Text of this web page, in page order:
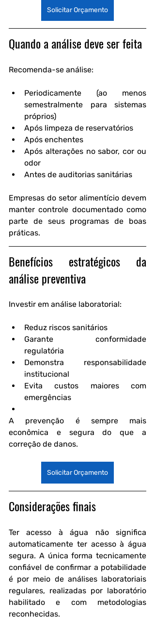
Solicitar Orçamento
Quando a análise deve ser feita
Recomenda-se análise:
Periodicamente (ao menos
semestralmente para sistemas
próprios)
Após limpeza de reservatórios
Após enchentes
Após alterações no sabor, cor ou
odor
Antes de auditorias sanitárias
Empresas do setor alimentício devem
manter controle documentado como
parte de seus programas de boas
práticas.
Benefícios estratégicos da
análise preventiva
Investir em análise laboratorial:
Reduz riscos sanitários
Garante conformidade
regulatória
Demonstra responsabilidade
institucional
Evita custos maiores com
emergências
A prevenção é sempre mais
econômica e segura do que a
correção de danos.
Solicitar Orçamento
Considerações finais
Ter acesso à água não significa
automaticamente ter acesso à água
segura. A única forma tecnicamente
confiável de confirmar a potabilidade
é por meio de análises laboratoriais
regulares, realizadas por laboratório
habilitado e com metodologias
reconhecidas.